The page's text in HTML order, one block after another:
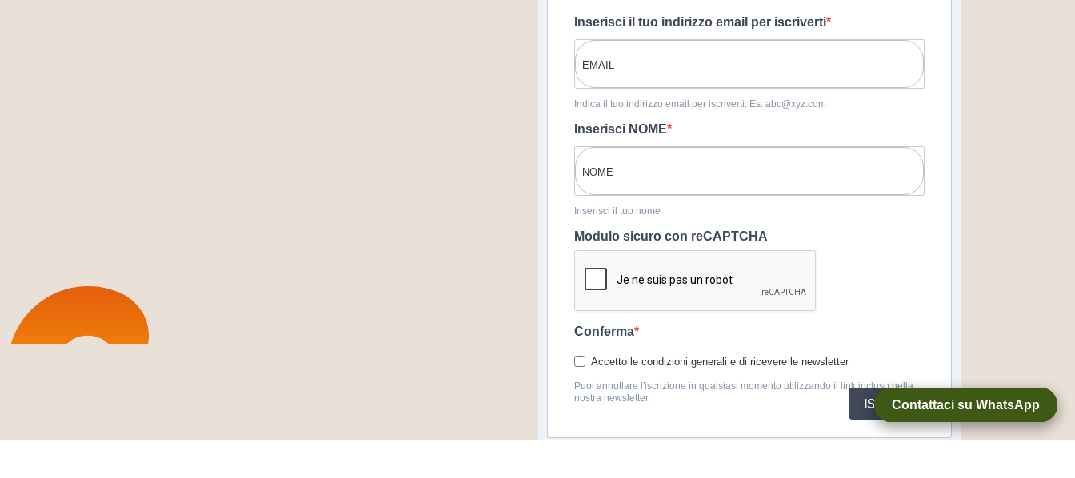
Inserisci il tuo indirizzo email per iscriverti
Indica il tuo indirizzo email per iscriverti. Es. abc@xyz.com
Inserisci NOME
Inserisci il tuo nome
Modulo sicuro con reCAPTCHA
Conferma
Accetto le condizioni generali e di ricevere le newsletter
Puoi annullare l'iscrizione in qualsiasi momento utilizzando il link incluso nella
nostra newsletter.
ISCRIVITI
Contattaci su WhatsApp
Contattaci su WhatsApp